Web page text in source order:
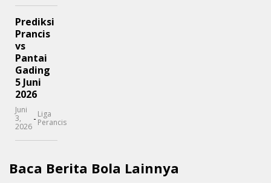
Prediksi
Prancis
vs
Pantai
Gading
5 Juni
2026
Juni
3,
2026
- Liga
Perancis
Baca Berita Bola Lainnya